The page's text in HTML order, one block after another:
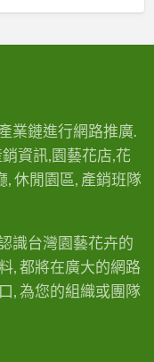
業鏈進行網路推廣.
資訊,園藝花店,花
, 休閒園區, 產銷班隊
識台灣園藝花卉的
, 都將在廣大的網路
, 為您的組織或團隊